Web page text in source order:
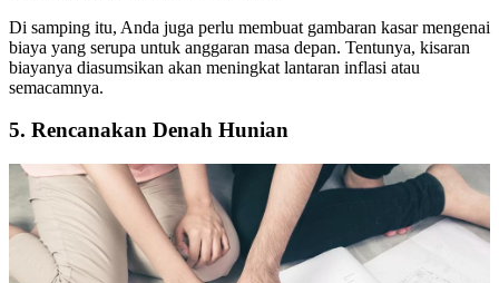
Di samping itu, Anda juga perlu membuat gambaran kasar mengenai
biaya yang serupa untuk anggaran masa depan. Tentunya, kisaran
biayanya diasumsikan akan meningkat lantaran inflasi atau
semacamnya.
5. Rencanakan Denah Hunian